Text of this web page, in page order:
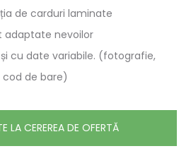
de carduri laminate
adaptate nevoilor
cu date variabile. (fotografie,
de bare)
LA CEREREA DE OFERTĂ